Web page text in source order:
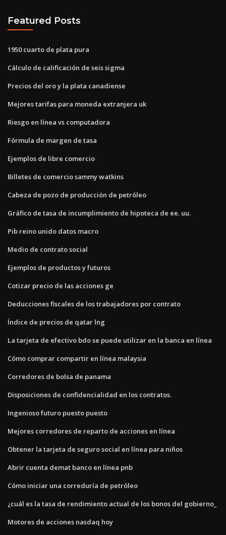
Featured Posts
1950 cuarto de plata pura
Cálculo de calificación de seis sigma
Precios del oro y la plata canadiense
Mejores tarifas para moneda extranjera uk
Riesgo en línea vs computadora
Fórmula de margen de tasa
Ejemplos de libre comercio
Billetes de comercio sammy watkins
Cabeza de pozo de producción de petróleo
Gráfico de tasa de incumplimiento de hipoteca de ee. uu.
Pib reino unido datos macro
Medio de contrato social
Ejemplos de productos y futuros
Cotizar precio de las acciones ge
Deducciones fiscales de los trabajadores por contrato
Índice de precios de qatar lng
La tarjeta de efectivo bdo se puede utilizar en la banca en línea
Cómo comprar compartir en línea malaysia
Corredores de bolsa de panama
Disposiciones de confidencialidad en los contratos.
Ingenioso futuro puesto puesto
Mejores corredores de reparto de acciones en línea
Obtener la tarjeta de seguro social en línea para niños
Abrir cuenta demat banco en línea pnb
Cómo iniciar una correduría de petróleo
¿cuál es la tasa de rendimiento actual de los bonos del gobierno_
Motores de acciones nasdaq hoy